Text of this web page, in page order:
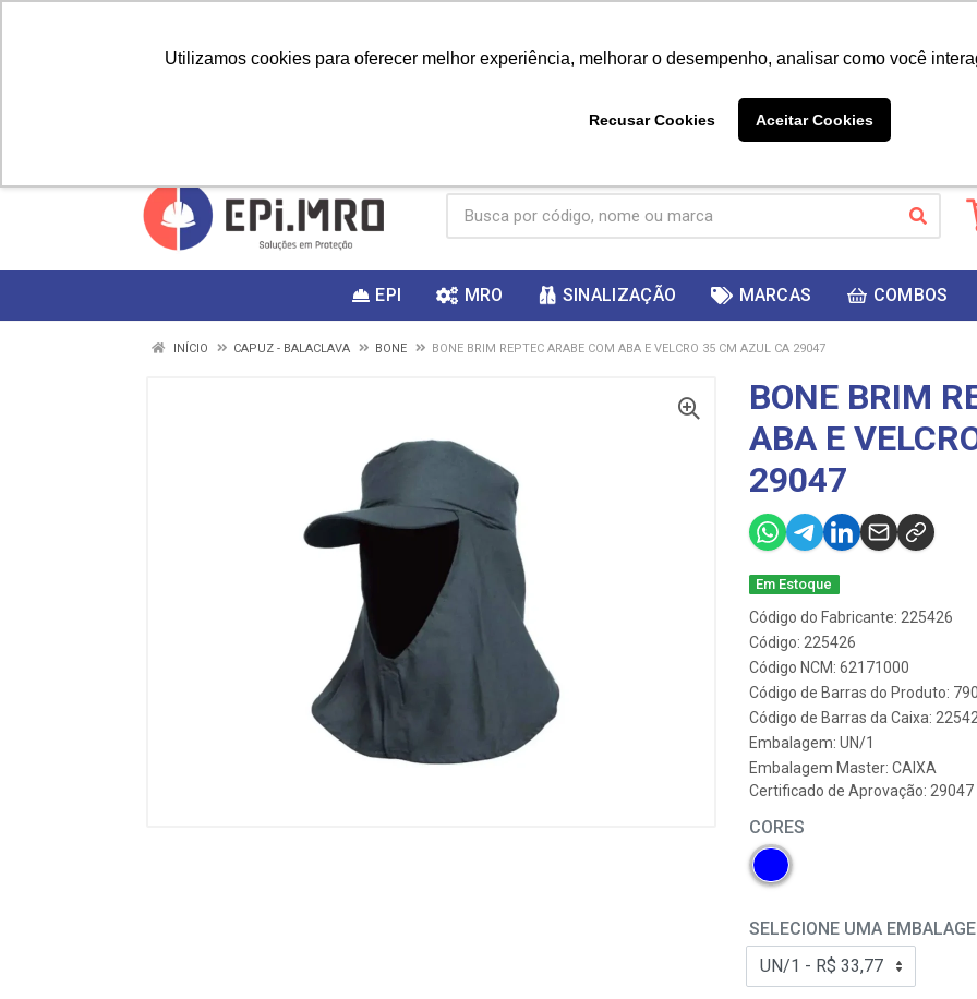
Utilizamos cookies para oferecer melhor experiência, melhorar o desempenho, analisar como você
Recusar Cookies Aceitar Cookies
ganhar
EPI MRO SINALIZAÇÃO MARCAS COMBOS
INÍCIO CAPUZ - BALACLAVA BONE BONE BRIM REPTEC ARABE COM ABA E VELCRO 35 CM AZUL CA 29047
BONE BRIM
ABA E
29047
Em Estoque
Código do Fabricante: 225426
Código: 225426
Código NCM: 62171000
Código de Barras do Produto:
Código de Barras da Caixa:
Embalagem: UN/1
Embalagem Master: CAIXA
Certificado de Aprovação: 29047
CORES
SELECIONE UMA